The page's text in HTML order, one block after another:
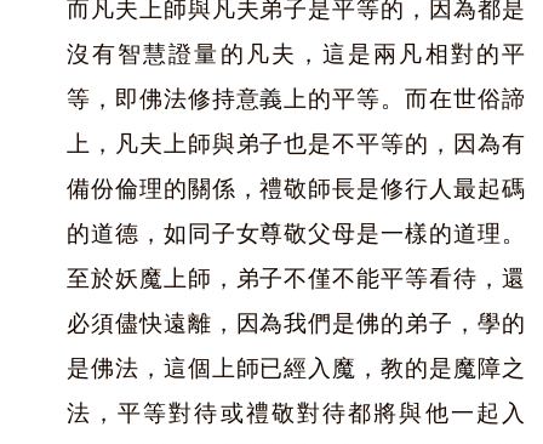
而凡夫上師與凡夫弟子是平等的，因為都是
沒有智慧證量的凡夫，這是兩凡相對的平
等，即佛法修持意義上的平等。而在世俗諦
上，凡夫上師與弟子也是不平等的，因為有
備份倫理的關係，禮敬師長是修行人最起碼
的道德，如同子女尊敬父母是一樣的道理。
至於妖魔上師，弟子不僅不能平等看待，還
必須儘快遠離，因為我們是佛的弟子，學的
是佛法，這個上師已經入魔，教的是魔障之
法，平等對待或禮敬對待都將與他一起入